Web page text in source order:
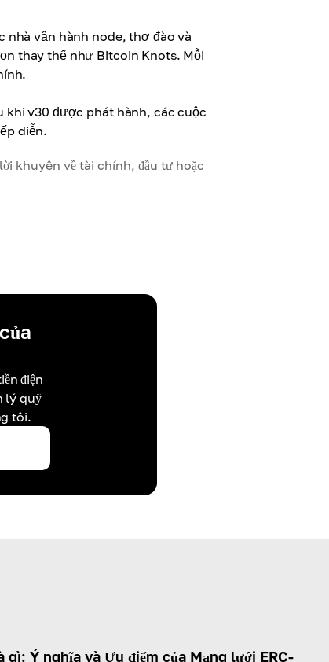
nhà vận hành node, thợ đào và
thay thế như Bitcoin Knots. Mỗi
khi v30 được phát hành, các cuộc
diễn.
khuyên về tài chính, đầu tư hoặc
điện
lý quỹ
tôi.
gì: Ý nghĩa và Ưu điểm của Mạng lưới ERC-